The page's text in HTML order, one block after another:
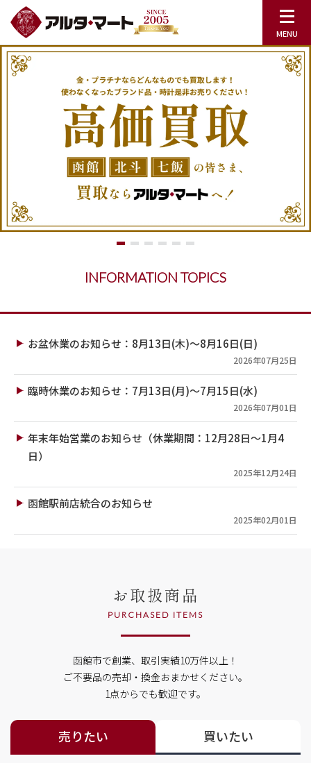
INFORMATION TOPICS
お盆休業のお知らせ：8月13日(木)～8月16日(日)
2026年07月25日
臨時休業のお知らせ：7月13日(月)～7月15日(水)
2026年07月01日
年末年始営業のお知らせ（休業期間：12月28日～1月4
日）
2025年12月24日
函館駅前店統合のお知らせ
2025年02月01日
お取扱商品
PURCHASED ITEMS
函館市で創業、取引実績10万件以上！
ご不要品の売却・換金おまかせください。
1点からでも歓迎です。
売りたい 買いたい